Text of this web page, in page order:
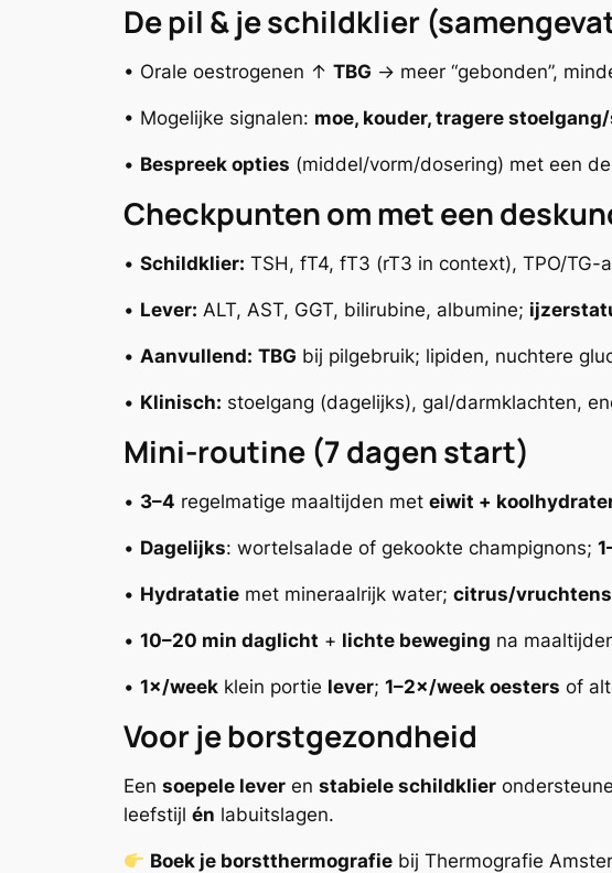
De pil & je schildklier
• Orale oestrogenen ↑ TBG → meer “gebonden”,
• Mogelijke signalen: moe, kouder, tragere
• Bespreek opties (middel/vorm/dosering) met een
Checkpunten om met een
• Schildklier: TSH, fT4, fT3 (rT3 in context), TPO/TG-
• Lever: ALT, AST, GGT, bilirubine, albumine;
• Aanvullend: TBG bij pilgebruik; lipiden, nuchtere
• Klinisch: stoelgang (dagelijks), gal/darmklachten,
Mini-routine (7 dagen start)
• 3–4 regelmatige maaltijden met eiwit +
• Dagelijks: wortelsalade of gekookte champignons;
• Hydratatie met mineraalrijk water; citrus/
• 10–20 min daglicht + lichte beweging na
• 1×/week klein portie lever; 1–2×/week oesters of
Voor je borstgezondheid
Een soepele lever en stabiele schildklier
leefstijl én labuitslagen.
Boek je borstthermografie bij Thermografie